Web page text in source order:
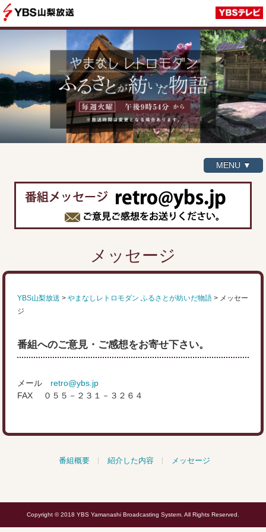
MENU ▼
メッセージ
YBS山梨放送 >やまなしレトロモダン ふるさとが紡いだ物語 > メッセー
ジ
番組へのご意見・ご感想をお寄せ下さい。
メール retro@ybs.jp
FAX ０５５－２３１－３２６４
番組概要 紹介した内容 メッセージ
Copyright © 2018 YBS Yamanashi Broadcasting System. All Rights Reserved.